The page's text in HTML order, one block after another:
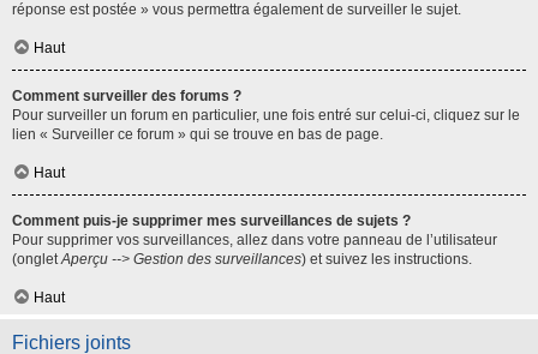
réponse est postée » vous permettra également de surveiller le sujet.
Haut
Comment surveiller des forums ?
Pour surveiller un forum en particulier, une fois entré sur celui-ci, cliquez sur le
lien « Surveiller ce forum » qui se trouve en bas de page.
Haut
Comment puis-je supprimer mes surveillances de sujets ?
Pour supprimer vos surveillances, allez dans votre panneau de l’utilisateur
(ongletAperçu --> Gestion des surveillances) et suivez les instructions.
Haut
Fichiers joints